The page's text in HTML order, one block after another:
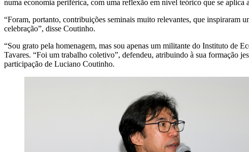
numa economia periférica, com uma reflexão em nível teórico que se aplica
“Foram, portanto, contribuições seminais muito relevantes, que inspiraram
celebração”, disse Coutinho.
“Sou grato pela homenagem, mas sou apenas um militante do Instituto de
Tavares. “Foi um trabalho coletivo”, defendeu, atribuindo à sua formação
participação de Luciano Coutinho.